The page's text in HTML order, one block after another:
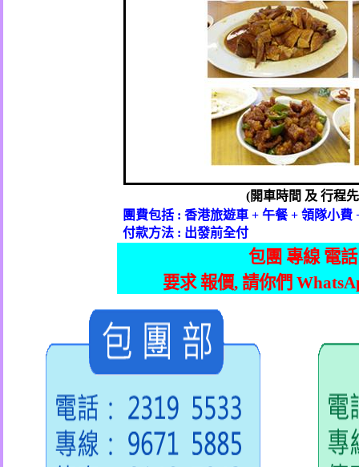
(開車時間 及 行程
團費包括 :香港旅遊車 +午餐+領隊小費
付款方法 : 出發前全付
包團 專線 電話
要求 報價, 請你們